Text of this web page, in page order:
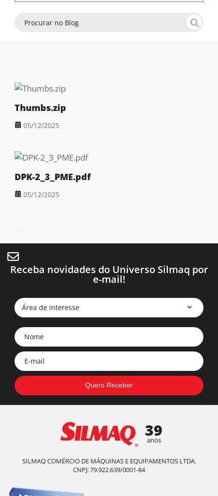
Thumbs.zip
05/12/2025
DPK-2_3_PME.pdf
05/12/2025
Receba novidades do Universo Silmaq por
e-mail!
Área de interesse
39
anos
SILMAQ COMÉRCIO DE MÁQUINAS E EQUIPAMENTOS LTDA.
CNPJ: 79.922.639/0001-84